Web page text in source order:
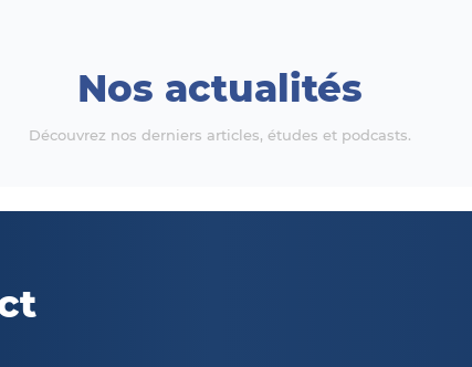
Nos actualités
Découvrez nos derniers articles, études et podcasts.